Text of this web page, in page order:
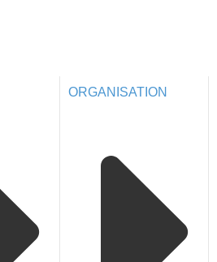
ORGANISATION